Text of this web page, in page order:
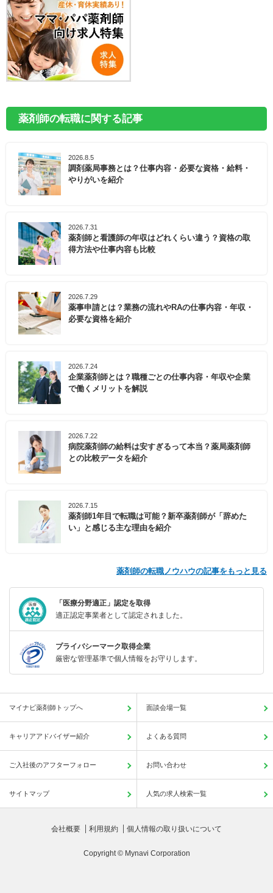
薬剤師の転職に関する記事
2026.8.5
調剤薬局事務とは？仕事内容・必要な資格・給料・
やりがいを紹介
2026.7.31
薬剤師と看護師の年収はどれくらい違う？資格の取
得方法や仕事内容も比較
2026.7.29
薬事申請とは？業務の流れやRAの仕事内容・年収・
必要な資格を紹介
2026.7.24
企業薬剤師とは？職種ごとの仕事内容・年収や企業
で働くメリットを解説
2026.7.22
病院薬剤師の給料は安すぎるって本当？薬局薬剤師
との比較データを紹介
2026.7.15
薬剤師1年目で転職は可能？新卒薬剤師が「辞めた
い」と感じる主な理由を紹介
薬剤師の転職ノウハウの記事をもっと見る
「医療分野適正」認定を取得
適正認定事業者として認定されました。
プライバシーマーク取得企業
厳密な管理基準で個人情報をお守りします。
マイナビ薬剤師トップへ 面談会場一覧
キャリアアドバイザー紹介 よくある質問
ご入社後のアフターフォロー お問い合わせ
サイトマップ 人気の求人検索一覧
会社概要 利用規約 個人情報の取り扱いについて
Copyright © Mynavi Corporation